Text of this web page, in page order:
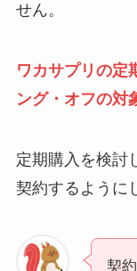
せん。
ワカサプリの定
ング・オフの対
定期購入を検討
契約するように
契